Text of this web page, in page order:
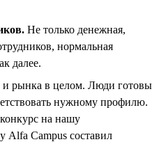
Не только денежная,
нормальная
далее.
и рынка в целом. Люди готовы
нужному профилю.
на нашу
Alfa Campus составил